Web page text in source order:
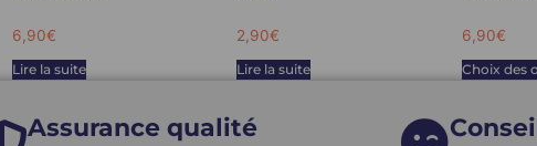
6,90€
Lire la suite
2,90€
Lire la suite
6,90€
Choix des
Assurance qualité